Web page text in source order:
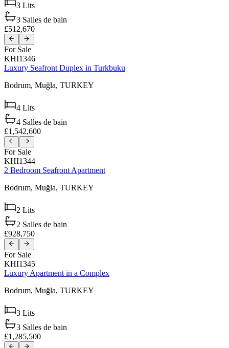
3 Lits
3 Salles de bain
£512,670
For Sale
KHI1346
Luxury Seafront Duplex in Turkbuku
Bodrum, Muğla, TURKEY
4 Lits
4 Salles de bain
£1,542,600
For Sale
KHI1344
2 Bedroom Seafront Apartment
Bodrum, Muğla, TURKEY
2 Lits
2 Salles de bain
£928,750
For Sale
KHI1345
Luxury Apartment in a Complex
Bodrum, Muğla, TURKEY
3 Lits
3 Salles de bain
£1,285,500